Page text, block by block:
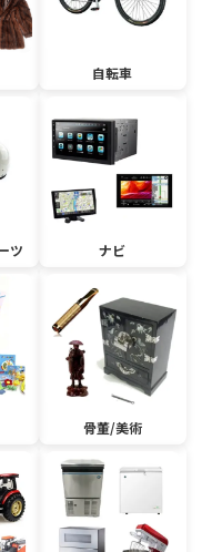
自転車
ツ ナビ
骨董/美術